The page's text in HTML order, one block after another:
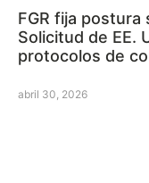
FGR fija postura
Solicitud de EE.
protocolos de
abril 30, 2026